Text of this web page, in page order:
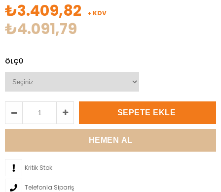
₺3.409,82 + KDV
₺4.091,79
ÖLÇÜ
Kritik Stok
Telefonla Sipariş